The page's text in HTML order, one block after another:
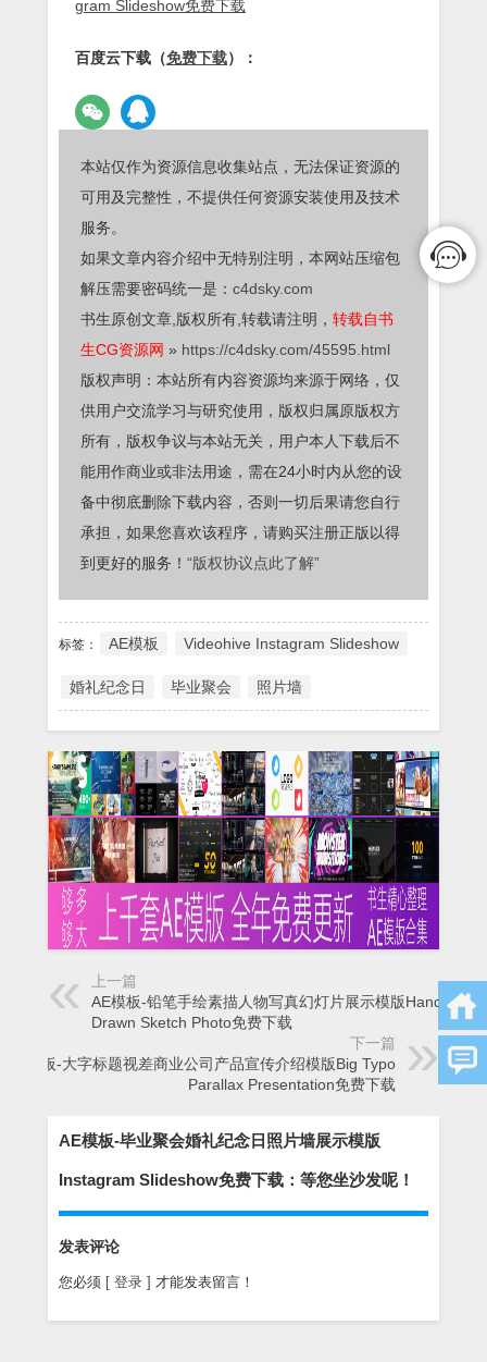
gram Slideshow免费下载
百度云下载（免费下载）：
本站仅作为资源信息收集站点，无法保证资源的
可用及完整性，不提供任何资源安装使用及技术
服务。
如果文章内容介绍中无特别注明，本网站压缩包
解压需要密码统一是： c4dsky.com
书生原创文章,版权所有,转载请注明， 转载自书
生CG资源网 » https://c4dsky.com/45595.html
版权声明：本站所有内容资源均来源于网络，仅
供用户交流学习与研究使用，版权归属原版权方
所有，版权争议与本站无关，用户本人下载后不
能用作商业或非法用途，需在24小时内从您的设
备中彻底删除下载内容，否则一切后果请您自行
承担，如果您喜欢该程序，请购买注册正版以得
到更好的服务！ “版权协议点此了解”
标签： AE模板 Videohive Instagram Slideshow
婚礼纪念日 毕业聚会 照片墙
上一篇
AE模板-铅笔手绘素描人物写真幻灯片展示模版Hand
Drawn Sketch Photo免费下载
下一篇
AE模板-大字标题视差商业公司产品宣传介绍模版Big Typo
Parallax Presentation免费下载
AE模板-毕业聚会婚礼纪念日照片墙展示模版
Instagram Slideshow免费下载：等您坐沙发呢！
发表评论
您必须 [ 登录 ] 才能发表留言！